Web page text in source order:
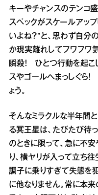
キーやチャンスのテンコ
スペックがスケールアッ
いよね？”と、思わず自分
か現実離れしてフワフワ
瞬殺！ ひとつ行動を起こ
スやゴールへまっしぐら
ょう。
そんなミラクルな半年間
る冥王星は、たびたび待
のときに限って、急に不
り、横ヤリが入って立ち
調子に乗りすぎて失態を
に他なりません。常に本